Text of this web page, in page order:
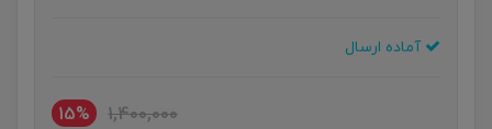
آماده ارسال
1,400,000
15%